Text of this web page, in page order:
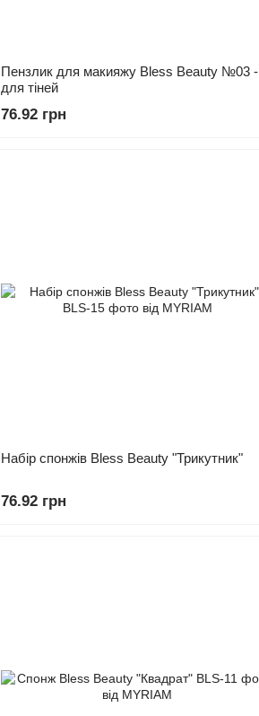
Пензлик для макияжу Bless Beauty №03 -
для тіней
76.92 грн
Набір спонжів Bless Beauty "Трикутник"
76.92 грн